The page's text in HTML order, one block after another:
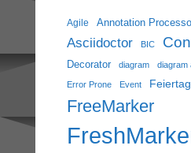
Agile Annotation
Asciidoctor BIC
Decorator diagram diagram
Error Prone Event Feiertag
FreeMarker